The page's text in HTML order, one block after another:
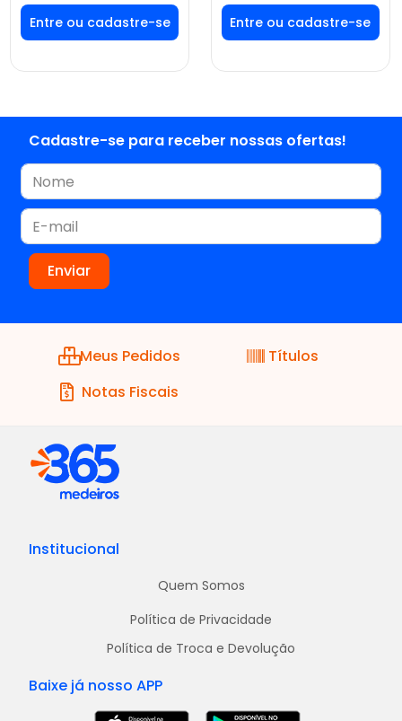
Faça seu login ou
cadastre-se para
ver preços e
Faça seu login ou
cadastre-se para
ver preços e
Cadastre-se para receber nossas ofertas!
Meus Pedidos
Títulos
Notas Fiscais
Institucional
Quem Somos
Política de Privacidade
Política de Troca e Devolução
Baixe já nosso APP